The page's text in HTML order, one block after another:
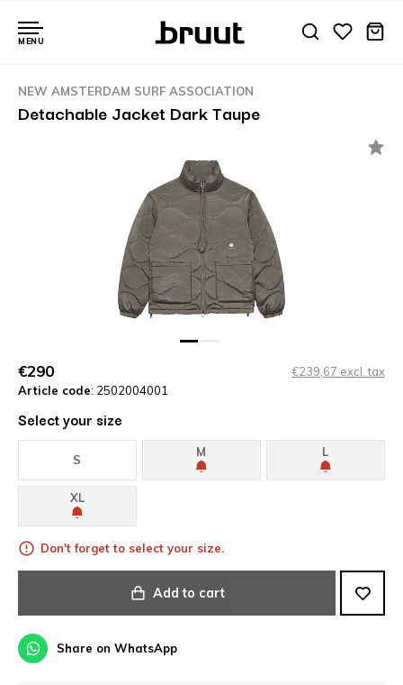
MENU
NEW AMSTERDAM SURF ASSOCIATION
Detachable Jacket Dark Taupe
€290
€239,67 excl. tax
Article code: 2502004001
Select your size
S
M L
XL
Don't forget to select your size.
Add to cart
Share on WhatsApp